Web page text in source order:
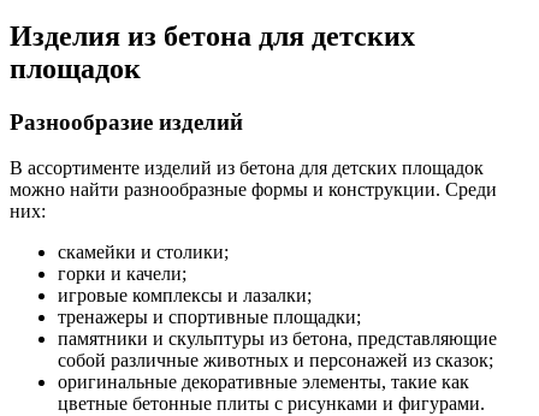
Изделия из бетона для детских
площадок
Разнообразие изделий
В ассортименте изделий из бетона для детских площадок
можно найти разнообразные формы и конструкции. Среди
них:
скамейки и столики;
горки и качели;
игровые комплексы и лазалки;
тренажеры и спортивные площадки;
памятники и скульптуры из бетона, представляющие
собой различные животных и персонажей из сказок;
оригинальные декоративные элементы, такие как
цветные бетонные плиты с рисунками и фигурами.